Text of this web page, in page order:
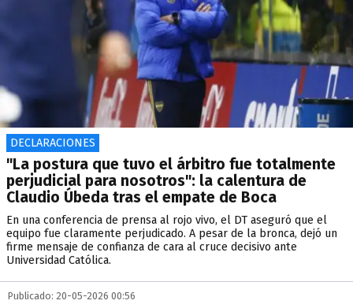
DECLARACIONES
"La postura que tuvo el árbitro fue totalmente
perjudicial para nosotros": la calentura de
Claudio Úbeda tras el empate de Boca
En una conferencia de prensa al rojo vivo, el DT aseguró que el
equipo fue claramente perjudicado. A pesar de la bronca, dejó un
firme mensaje de confianza de cara al cruce decisivo ante
Universidad Católica.
Publicado: 20-05-2026 00:56